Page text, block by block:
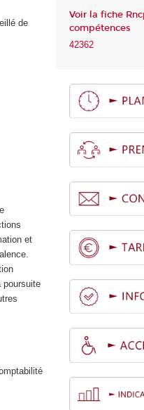
de
et
poursuite
Voir la fiche
compétences
42362